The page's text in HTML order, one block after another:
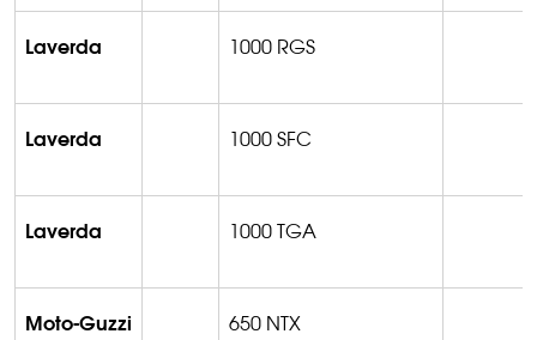
Laverda 1000 RGS
Laverda 1000 SFC
Laverda 1000 TGA
Moto-Guzzi 650 NTX